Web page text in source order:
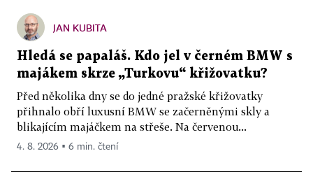
JAN KUBITA
Hledá se papaláš. Kdo jel v černém BMW s
majákem skrze „Turkovu“ křižovatku?
Před několika dny se do jedné pražské křižovatky
přihnalo obří luxusní BMW se začerněnými skly a
blikajícím majáčkem na střeše. Na červenou...
4. 8. 2026 ▪ 6 min. čtení